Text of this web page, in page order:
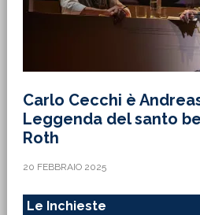
Carlo Cecchi è
Leggenda del santo
Roth
20 FEBBRAIO 2025
Le Inchieste